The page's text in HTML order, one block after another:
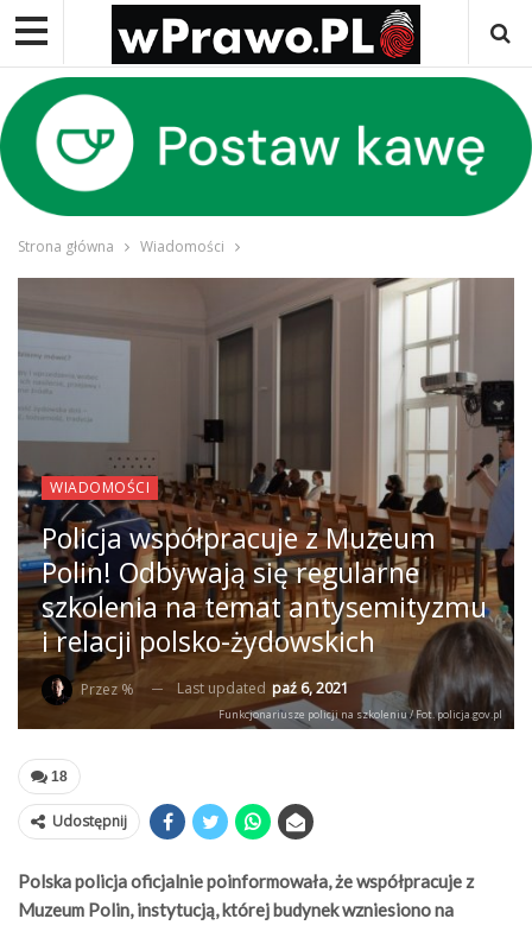
Strona główna Wiadomości
WIADOMOŚCI
Policja współpracuje z Muzeum
Polin! Odbywają się regularne
szkolenia na temat antysemityzmu
i relacji polsko-żydowskich
Przez % Last updated paź 6, 2021
Funkcjonariusze policji na szkoleniu / Fot. policja.gov.pl
18
Udostępnij
Polska policja oficjalnie poinformowała, że współpracuje z
Muzeum Polin, instytucją, której budynek wzniesiono na